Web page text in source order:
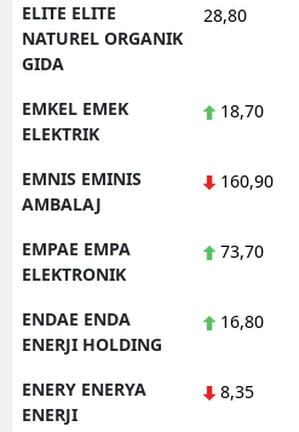
ELITE ELITE
NATUREL ORGANIK
GIDA
28,80
EMKEL EMEK
ELEKTRIK
18,70
EMNIS EMINIS
AMBALAJ
160,90
EMPAE EMPA
ELEKTRONIK
73,70
ENDAE ENDA
ENERJI HOLDING
16,80
ENERY ENERYA
ENERJI
8,35